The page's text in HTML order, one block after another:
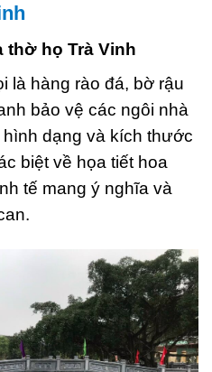
thờ họ Trà Vinh
là hàng rào đá, bờ rậu
bảo vệ các ngôi nhà
dạng và kích thước
biệt về họa tiết hoa
tế mang ý nghĩa và